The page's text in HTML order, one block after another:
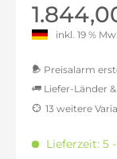
inkl. 19 %
Preisalarm
Liefer-Länder
inkl. 16%
inkl. 20%
13 weitere
Lieferzeit: 5